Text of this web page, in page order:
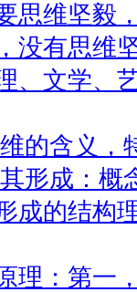
思维坚毅
没有思维
、文学、
的含义，
形成：概
成的结构
理：第一